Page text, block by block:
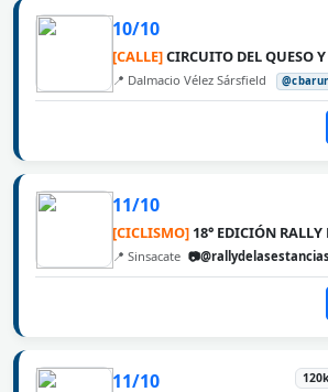
10/10
[CALLE]CIRCUITO DEL QUESO Y EL MANÍ - 4°
📍 Dalmacio Vélez Sársfield
11/10
[CICLISMO] 18° EDICIÓN RALLY
📍 Sinsacate 📷@rallydelasestancias
11/10